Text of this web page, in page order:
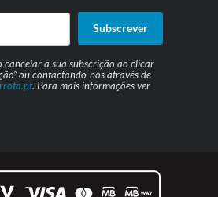
Subscrever
cancelar a sua subscrição ao clicar
ou contactando-nos através de
. Para mais informações ver